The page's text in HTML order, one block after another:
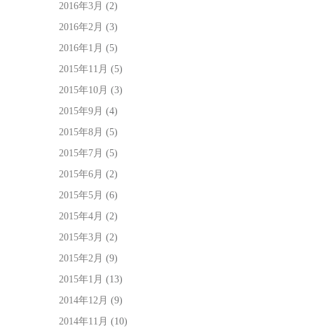
2016年3月 (2)
2016年2月 (3)
2016年1月 (5)
2015年11月 (5)
2015年10月 (3)
2015年9月 (4)
2015年8月 (5)
2015年7月 (5)
2015年6月 (2)
2015年5月 (6)
2015年4月 (2)
2015年3月 (2)
2015年2月 (9)
2015年1月 (13)
2014年12月 (9)
2014年11月 (10)